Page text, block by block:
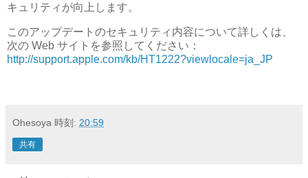
キュリティが向上します。
このアップデートのセキュリティ内容について詳しくは、
次の Web サイトを参照してください：
http://support.apple.com/kb/HT1222?viewlocale=ja_JP
Ohesoya 時刻: 20:59
共有